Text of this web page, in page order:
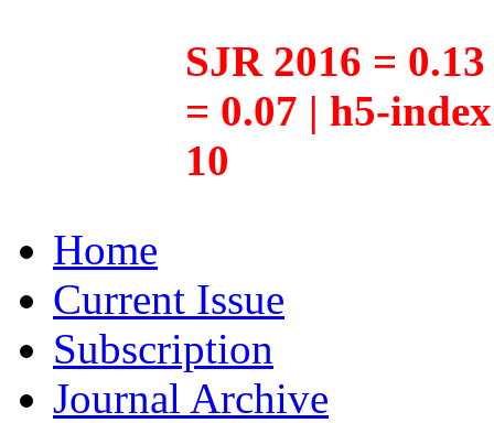
SJR 2016 =
= 0.07 | h5-
10
Home
Current Issue
Subscription
Journal Archive